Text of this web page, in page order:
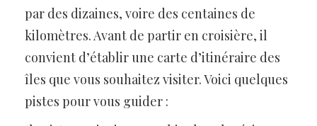
par des dizaines, voire des centaines de
kilomètres. Avant de partir en croisière, il
convient d’établir une carte d’itinéraire des
îles que vous souhaitez visiter. Voici quelques
pistes pour vous guider :